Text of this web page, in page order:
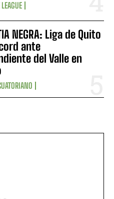
NEGRA: Liga de Quito
ante
del Valle en